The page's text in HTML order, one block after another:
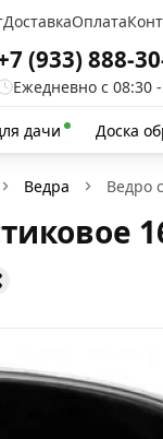
ДоставкаОплата
(933) 888-
Ежедневно с 08:30
дачи Доска
Ведра Ведро